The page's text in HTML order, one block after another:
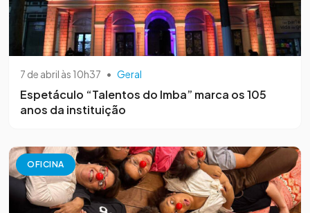
7 de abril às 10h37 • Geral
Espetáculo “Talentos do Imba” marca os 105
anos da instituição
OFICINA